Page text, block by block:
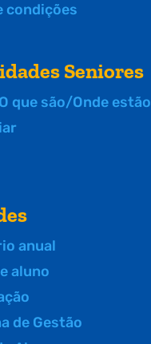
condições
Seniores
que são/Onde estão
anual
aluno
de Gestão